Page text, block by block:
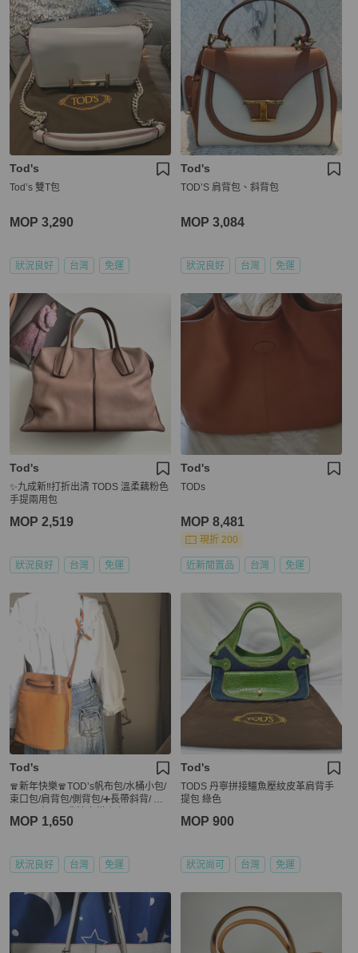
Tod's
Tod’s 雙T包
MOP 3,290
狀況良好 台灣 免運
Tod's
TOD’S 肩背包、斜背包
MOP 3,084
狀況良好 台灣 免運
Tod's
✨九成新‼️打折出清 TODS 溫柔藕粉色
手提兩用包
MOP 2,519
狀況良好 台灣 免運
Tod's
TODs
MOP 8,481
現折 200
近新閒置品 台灣 免運
Tod's
🧣新年快樂🧣TOD’s帆布包/水桶小包/
束口包/肩背包/側背包/➕長帶斜背/ 🌠
MOP 1,650
狀況良好 台灣 免運
Tod's
TODS 丹寧拼接鱷魚壓紋皮革肩背手
提包 綠色
MOP 900
狀況尚可 台灣 免運